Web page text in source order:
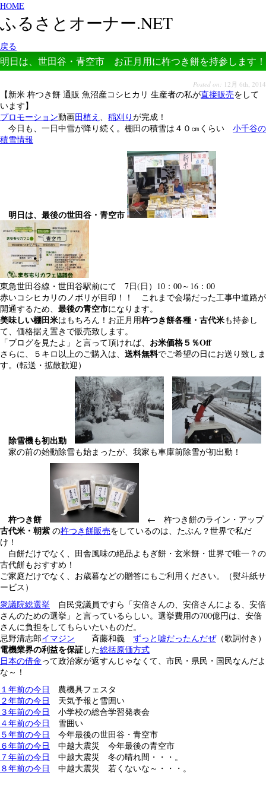
HOME
ふるさとオーナー.NET
戻る
明日は、世田谷・青空市 お正月用に杵つき餅を持参します！
Posted on: 12月 6th, 2014
【新米 杵つき餅 通販 魚沼産コシヒカリ 生産者の私が直接販売をして
います】
プロモーション動画田植え 、 稲刈りが完成！
今日も、一日中雪が降り続く。棚田の積雪は４０㎝くらい 小千谷の
積雪情報
明日は、最後の世田谷・青空市
東急世田谷線・世田谷駅前にて 7日(日）10：00～16：00
赤いコシヒカリのノボリが目印！！ これまで会場だった工事中道路が
開通するため、 最後の青空市になります。
美味しい棚田米はもちろん！お正月用杵つき餅各種・古代米も持参し
て、価格据え置きで販売致します。
「ブログを見たよ」と言って頂ければ、 お米価格５％Off
さらに、５キロ以上のご購入は、 送料無料でご希望の日にお送り致しま
す。(転送・拡散歓迎）
除雪機も初出動
家の前の始動除雪も始まったが、我家も車庫前除雪が初出動！
杵つき餅 ← 杵つき餅のライン・アップ
古代米・朝紫の杵つき餅販売をしているのは、たぶん？世界で私だ
け！
白餅だけでなく、田舎風味の絶品よもぎ餅・玄米餅・世界で唯一？の
古代餅もおすすめ！
ご家庭だけでなく、お歳暮などの贈答にもご利用ください。（熨斗紙サ
ービス）
衆議院総選挙 自民党議員ですら「安倍さんの、安倍さんによる、安倍
さんのための選挙」と言っているらしい。選挙費用の700億円は、安倍
さんに負担をしてもらいたいものだ。
忌野清志郎イマジン 斉藤和義 ずっと嘘だったんだぜ（歌詞付き）
電機業界の利益を保証した総括原価方式
日本の借金って政治家が返すんじゃなくて、市民・県民・国民なんだよ
な～！
１年前の今日
農機具フェスタ
２年前の今日
天気予報と雪囲い
３年前の今日
小学校の総合学習発表会
４年前の今日
雪囲い
５年前の今日
今年最後の世田谷・青空市
６年前の今日
中越大震災 今年最後の青空市
７年前の今日
中越大震災 冬の晴れ間・・・。
８年前の今日
中越大震災 若くないな～・・・。